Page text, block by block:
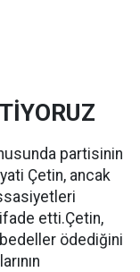
partisinin
Çetin, ancak
etti.Çetin,
ödediğini